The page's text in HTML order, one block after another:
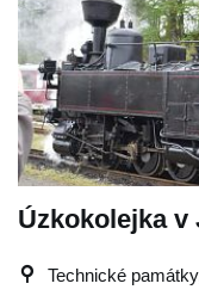
Úzkokolejka
Technické